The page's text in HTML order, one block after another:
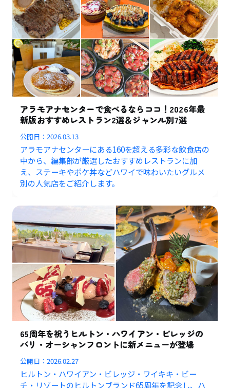
アラモアナセンターで食べるならココ！2026年最
新版おすすめレストラン2選＆ジャンル別7選
公開日：2026.03.13
アラモアナセンターにある160を超える多彩な飲食店の
中から、編集部が厳選したおすすめレストランに加
え、ステーキやポケ丼などハワイで味わいたいグルメ
別の人気店をご紹介します。
65周年を祝うヒルトン・ハワイアン・ビレッジの
バリ・オーシャンフロントに新メニューが登場
公開日：2026.02.27
ヒルトン・ハワイアン・ビレッジ・ワイキキ・ビー
チ・リゾートのヒルトンブランド65周年を記念し、ハ